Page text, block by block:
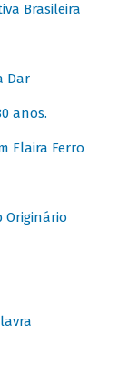
Brasileira
Dar
anos.
Flaira Ferro
Originário